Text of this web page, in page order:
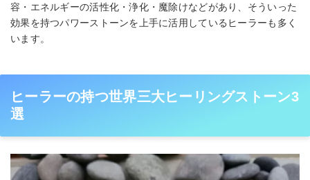
容・エネルギーの活性化・浄化・魔除けなどがあり、そういった
効果を持つパワーストーンを上手に活用しているヒーラーも多く
います。
ヒーラーの持つ世界三大ヒーリングストーン3
選